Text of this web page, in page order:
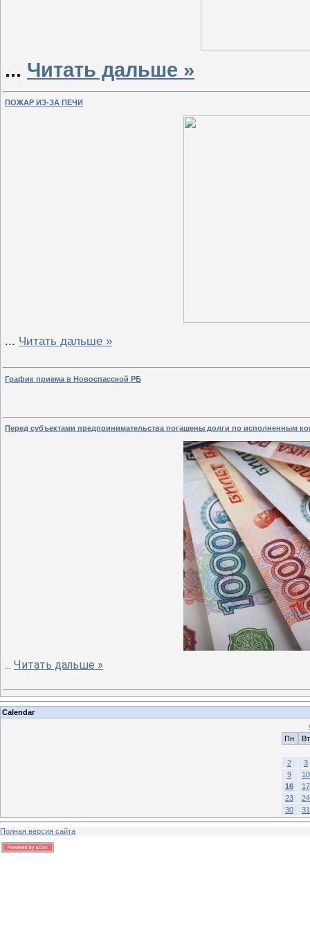
... Читать дальше »
ПОЖАР ИЗ-ЗА ПЕЧИ
... Читать дальше »
График приема в Новоспасской РБ
Перед субъектами предпринимательства погашены долги по исполненным
... Читать дальше »
Calendar
Пн
Вт
2
3
9
10
16
17
23
24
30
31
Полная версия сайта